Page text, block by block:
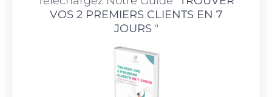
VOS 2 PREMIERS CLIENTS EN 7
JOURS"